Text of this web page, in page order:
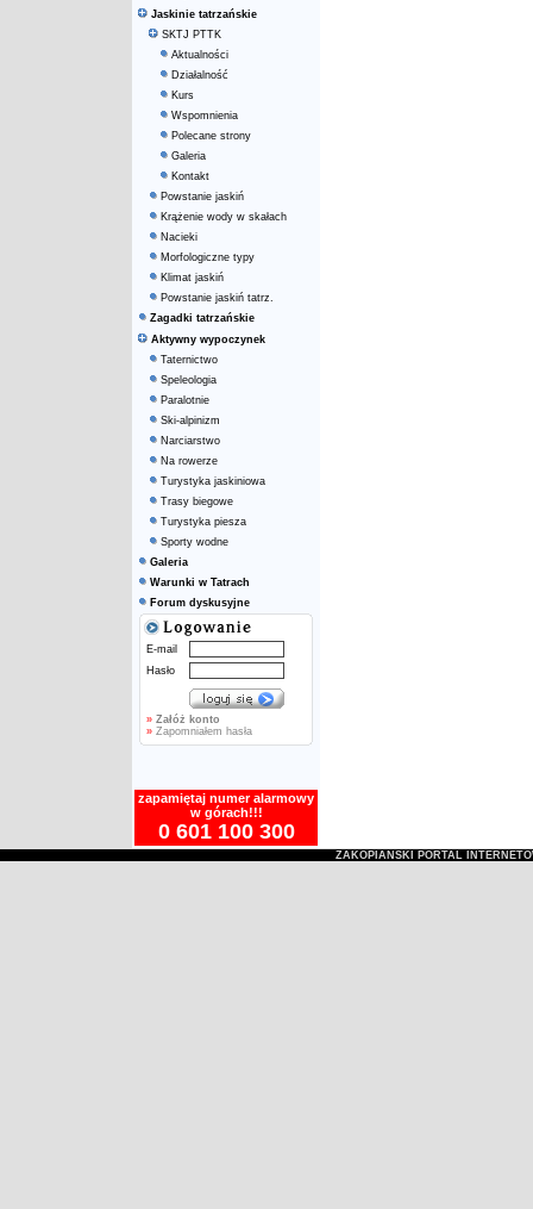
Jaskinie tatrzańskie
SKTJ PTTK
Aktualności
Działalność
Kurs
Wspomnienia
Polecane strony
Galeria
Kontakt
Powstanie jaskiń
Krążenie wody w skałach
Nacieki
Morfologiczne typy
Klimat jaskiń
Powstanie jaskiń tatrz.
Zagadki tatrzańskie
Aktywny wypoczynek
Taternictwo
Speleologia
Paralotnie
Ski-alpinizm
Narciarstwo
Na rowerze
Turystyka jaskiniowa
Trasy biegowe
Turystyka piesza
Sporty wodne
Galeria
Warunki w Tatrach
Forum dyskusyjne
E-mail
Hasło
» Załóż konto
» Zapomniałem hasła
zapamiętaj numer alarmowy
w górach!!!
0 601 100 300
ZAKOPIAŃSKI PORTAL